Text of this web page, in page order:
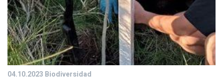
04.10.2023 Biodiversidad